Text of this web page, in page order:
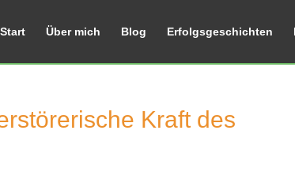
Start Über mich Blog Erfolgsgeschichten
Kraft des